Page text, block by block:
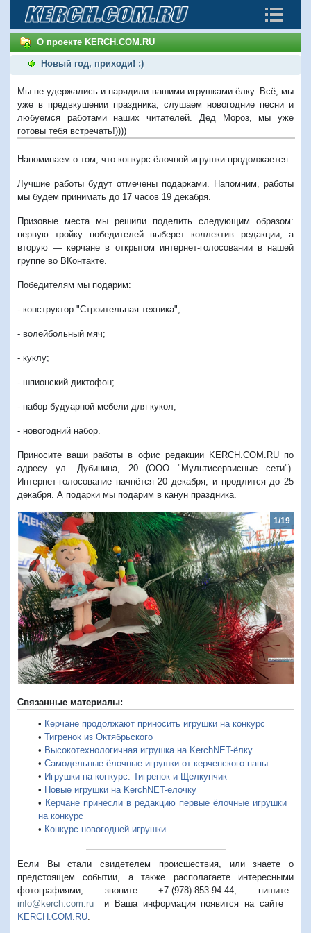
О проекте KERCH.COM.RU
Новый год, приходи! :)
Мы не удержались и нарядили вашими игрушками ёлку. Всё, мы
уже в предвкушении праздника, слушаем новогодние песни и
любуемся работами наших читателей. Дед Мороз, мы уже
готовы тебя встречать!))))
Напоминаем о том, что конкурс ёлочной игрушки продолжается.
Лучшие работы будут отмечены подарками. Напомним, работы
мы будем принимать до 17 часов 19 декабря.
Призовые места мы решили поделить следующим образом:
первую тройку победителей выберет коллектив редакции, а
вторую — керчане в открытом интернет-голосовании в нашей
группе во ВКонтакте.
Победителям мы подарим:
- конструктор "Строительная техника";
- волейбольный мяч;
- куклу;
- шпионский диктофон;
- набор будуарной мебели для кукол;
- новогодний набор.
Приносите ваши работы в офис редакции KERCH.COM.RU по
адресу ул. Дубинина, 20 (ООО "Мультисервисные сети").
Интернет-голосование начнётся 20 декабря, и продлится до 25
декабря. А подарки мы подарим в канун праздника.
1/19
Предыдущий
Связанные материалы:
• Керчане продолжают приносить игрушки на конкурс
• Тигренок из Октябрьского
• Высокотехнологичная игрушка на KerchNET-ёлку
• Самодельные ёлочные игрушки от керченского папы
• Игрушки на конкурс: Тигренок и Щелкунчик
• Новые игрушки на KerchNET-елочку
• Керчане принесли в редакцию первые ёлочные игрушки
на конкурс
• Конкурс новогодней игрушки
Если Вы стали свидетелем происшествия, или знаете о
предстоящем событии, а также располагаете интересными
фотографиями, звоните +7-(978)-853-94-44, пишите
info@kerch.com.ru и Ваша информация появится на сайте
KERCH.COM.RU.